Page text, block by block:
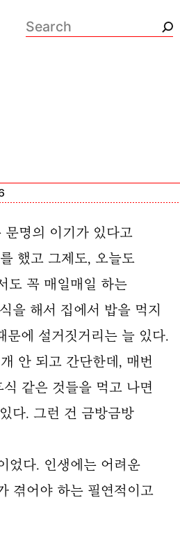
검색:
명의 이기가 있다고
했고 그제도, 오늘도
도 꼭 매일매일 하는
을 해서 집에서 밥을 먹지
문에 설거짓거리는 늘 있다.
안 되고 간단한데, 매번
같은 것들을 먹고 나면
다. 그런 건 금방금방
었다. 인생에는 어려운
겪어야 하는 필연적이고